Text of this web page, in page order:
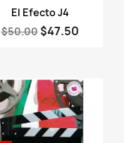
Vista rápida
El Efecto J4
$50.00 $47.50